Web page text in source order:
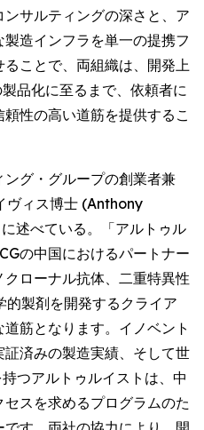
サルティングの深さと、ア
造インフラを単一の提携フ
ことで、両組織は、開発上
品化に至るまで、依頼者に
性の高い道筋を提供するこ
グ・グループの創業者兼
ヴィス博士 (Anthony
述べている。「アルトゥル
の中国におけるパートナー
ローナル抗体、二重特異性
製剤を開発するクライア
筋となります。イノベント
済みの製造実績、そして世
つアルトゥルイストは、中
スを求めるプログラムのた